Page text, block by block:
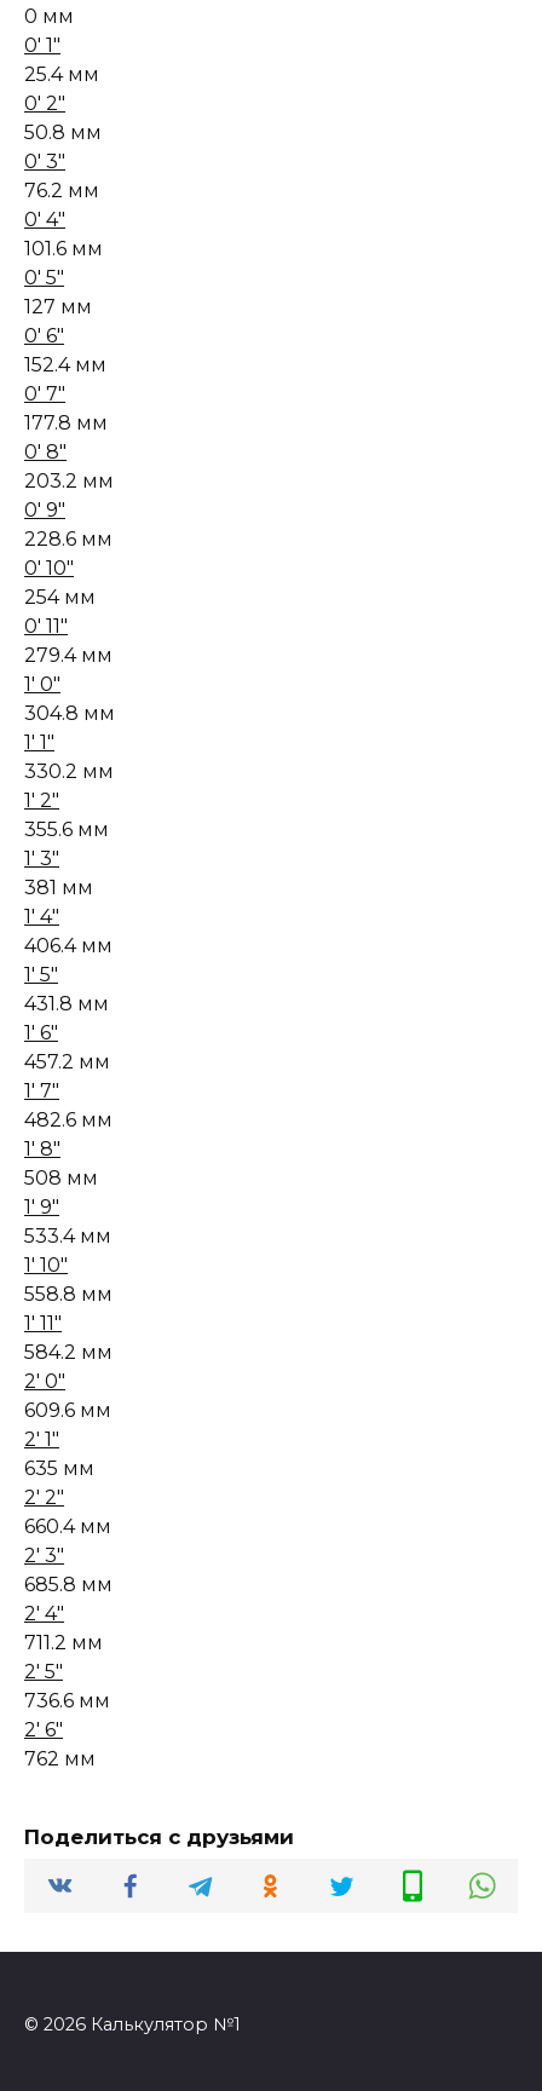
0 мм
0' 1"
25.4 мм
0' 2"
50.8 мм
0' 3"
76.2 мм
0' 4"
101.6 мм
0' 5"
127 мм
0' 6"
152.4 мм
0' 7"
177.8 мм
0' 8"
203.2 мм
0' 9"
228.6 мм
0' 10"
254 мм
0' 11"
279.4 мм
1' 0"
304.8 мм
1' 1"
330.2 мм
1' 2"
355.6 мм
1' 3"
381 мм
1' 4"
406.4 мм
1' 5"
431.8 мм
1' 6"
457.2 мм
1' 7"
482.6 мм
1' 8"
508 мм
1' 9"
533.4 мм
1' 10"
558.8 мм
1' 11"
584.2 мм
2' 0"
609.6 мм
2' 1"
635 мм
2' 2"
660.4 мм
2' 3"
685.8 мм
2' 4"
711.2 мм
2' 5"
736.6 мм
2' 6"
762 мм
Поделиться с друзьями
© 2026 Калькулятор №1